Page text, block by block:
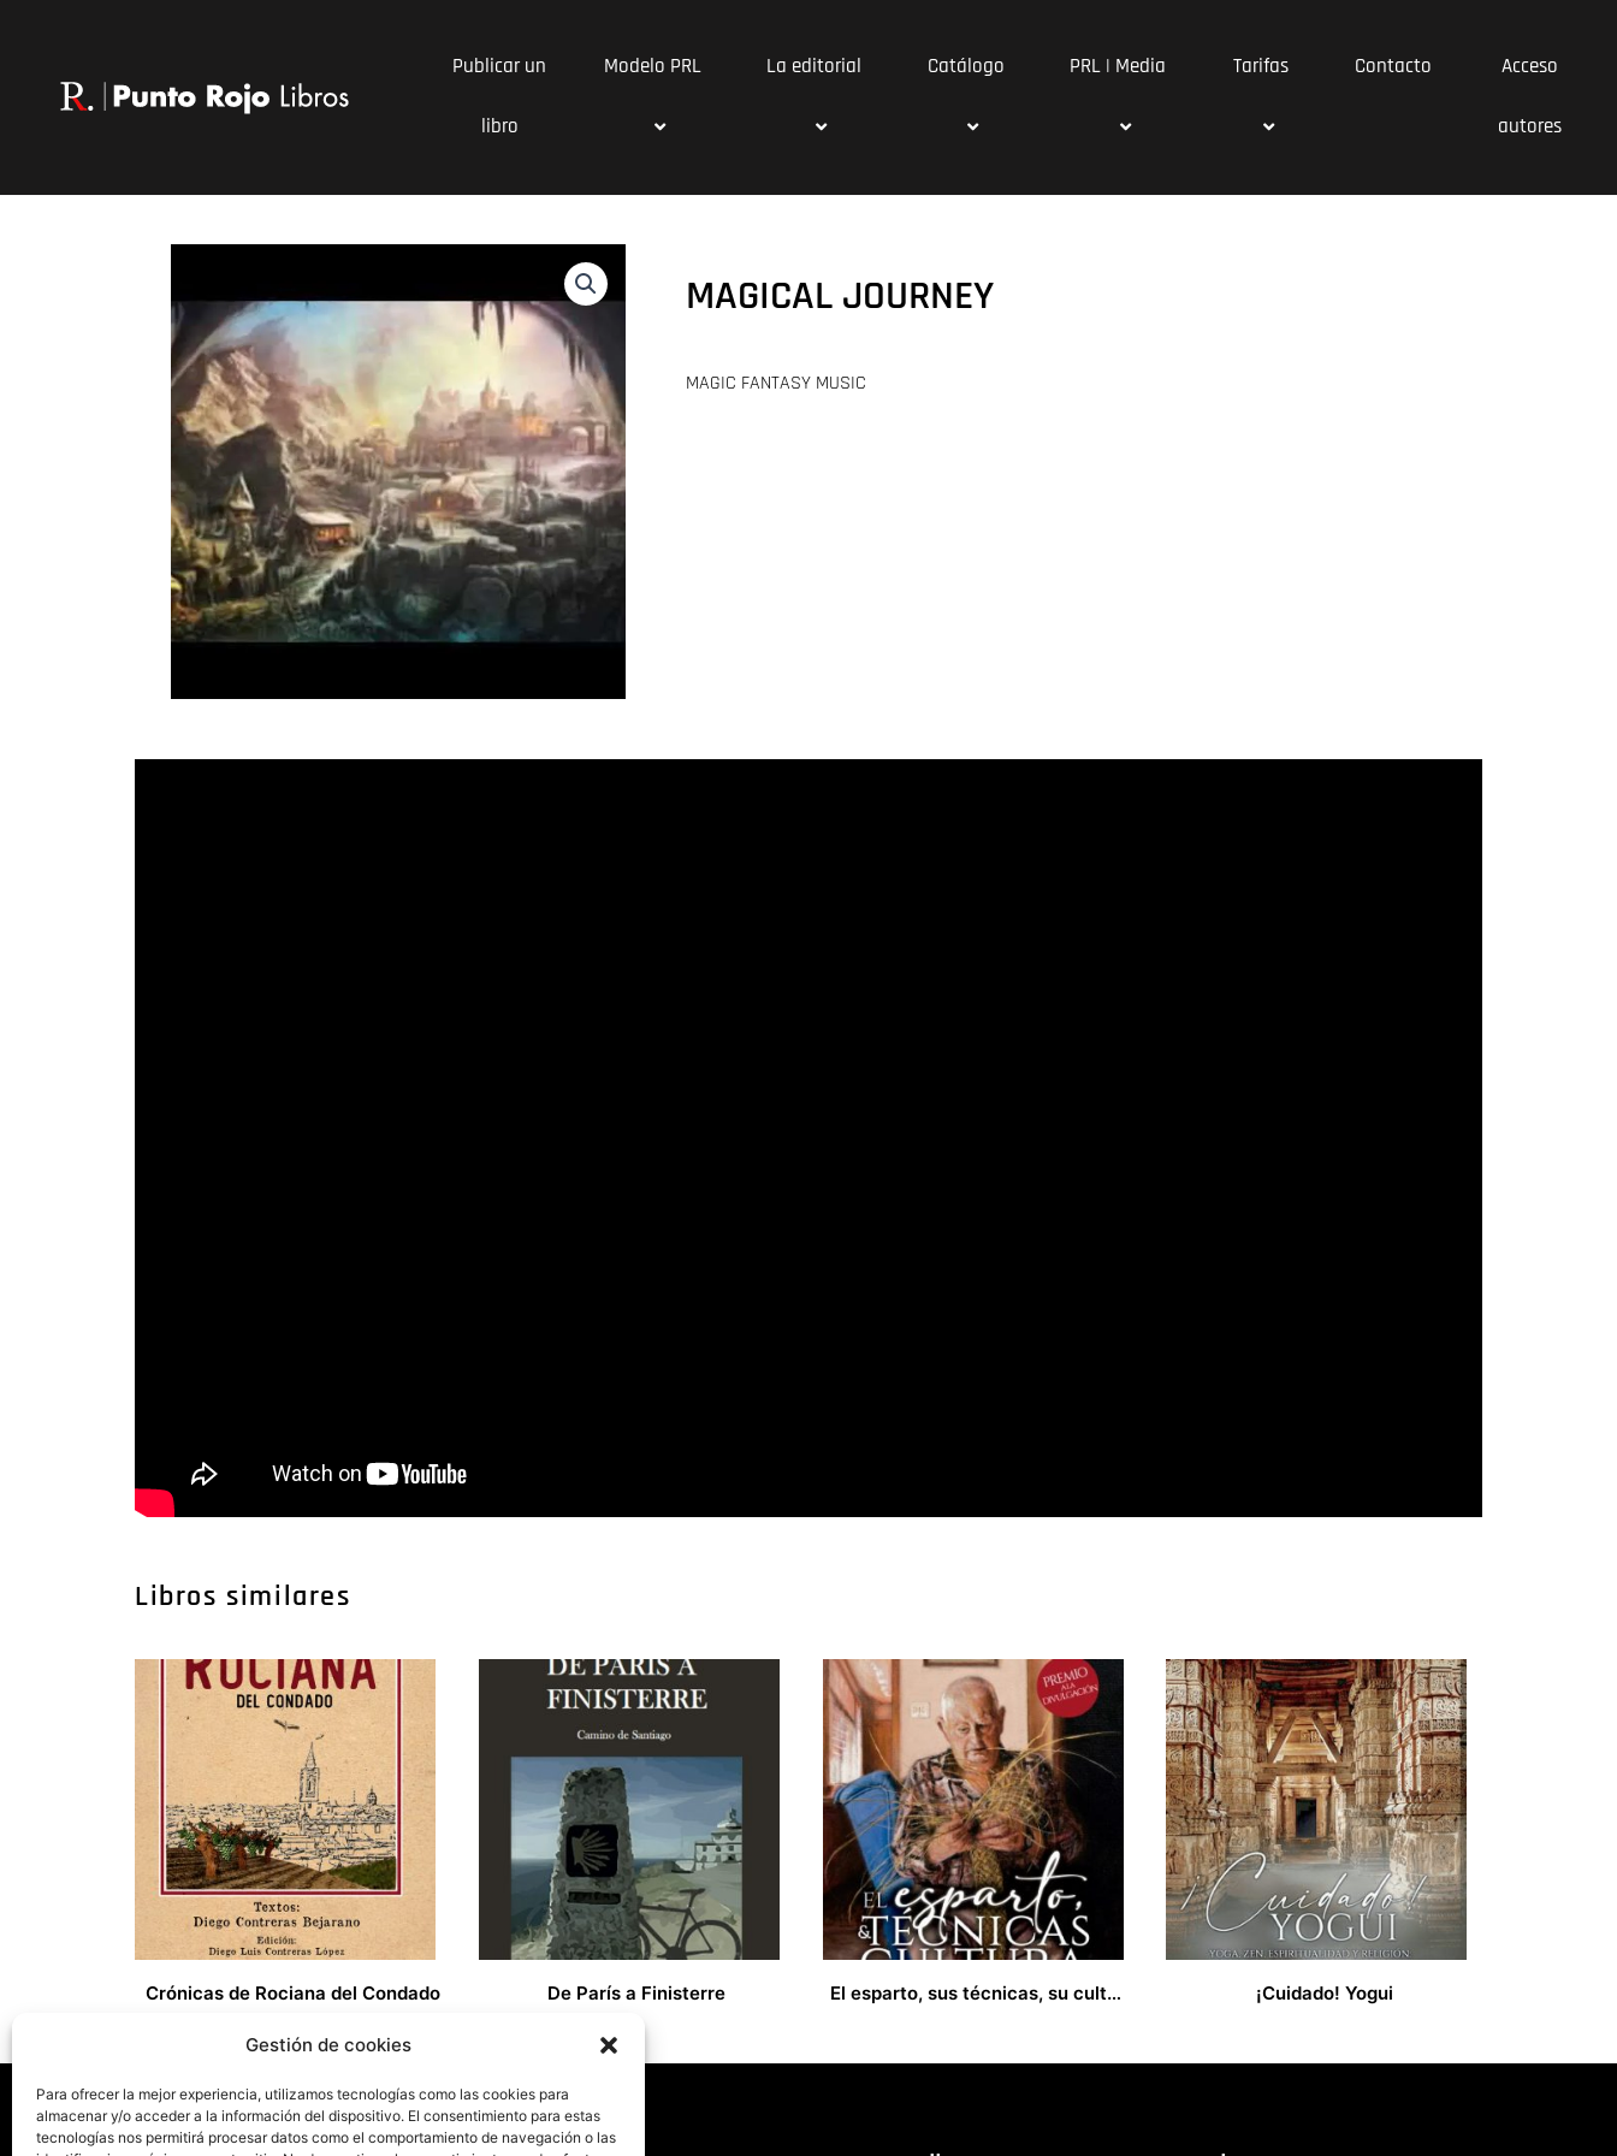
Gestión de cookies
Para ofrecer la mejor experiencia, utilizamos tecnologías como las cookies para
almacenar y/o acceder a la información del dispositivo. El consentimiento para estas
tecnologías nos permitirá procesar datos como el comportamiento de navegación o las
Publicar un
libro
Modelo PRL La editorial Catálogo PRL | Media Tarifas Contacto Acceso
autores
MAGICAL JOURNEY
MAGIC FANTASY MUSIC
Libros similares
Crónicas de Rociana del Condado De París a Finisterre El esparto, sus técnicas, su cultura ¡Cuidado! Yogui